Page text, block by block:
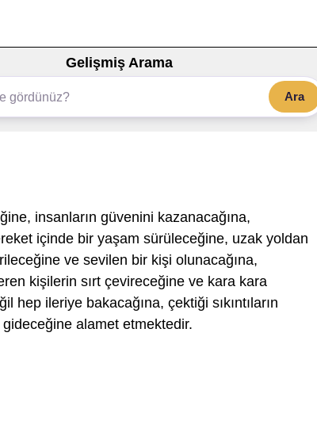
Gelişmiş Arama
Ara
insanların güvenini kazanacağına,
içinde bir yaşam sürüleceğine, uzak yoldan
ve sevilen bir kişi olunacağına,
kişilerin sırt çevireceğine ve kara kara
ileriye bakacağına, çektiği sıkıntıların
alamet etmektedir.